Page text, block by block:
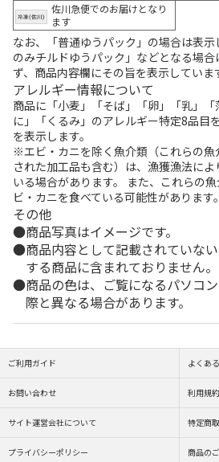
佐川急便でのお届けとなり
ます
なお、「普通ゆうパック」の場合は表
のみチルドゆうパック」などとなる場
ず、商品内容欄にその旨を表示していま
アレルギー情報について
商品に「小麦」「そば」「卵」「乳」
に」「くるみ」のアレルギー特定8品目
を表示します。
※エビ・カニを除く魚介類（これらの
された加工品も含む）は、漁獲漁法に
いる場合があります。 また、これらの
ビ・カニを食べている可能性があります。
その他
商品写真はイメージです。
商品内容として記載されていな
する商品に含まれておりません。
商品の色は、ご覧になるパソコ
際と異なる場合があります。
ご利用ガイド よくあ
お問い合わせ 利用規約
サイト運営会社について 特定商
プライバシーポリシー 商品の